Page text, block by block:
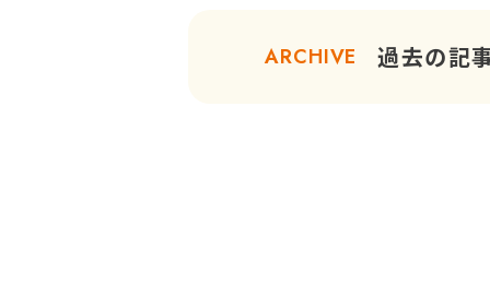
ARCHIVE 過去の記